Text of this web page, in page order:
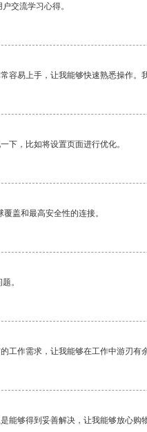
交流学习心得。
容易上手，让我能够快速熟悉操作。
下，比如将设置页面进行优化。
盖和最高安全性的连接。
。
工作需求，让我能够在工作中游刃有余
能够得到妥善解决，让我能够放心购物